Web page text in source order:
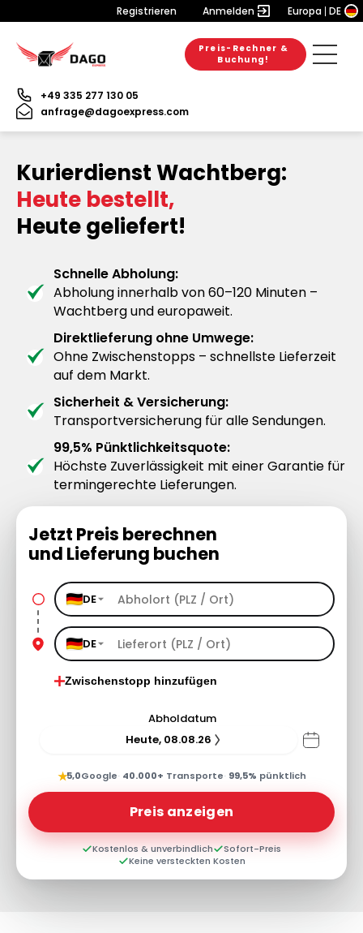
Registrieren Anmelden Europa DE
Preis-Rechner &
Buchung!
+49 335 277 130 05
anfrage@dagoexpress.com
Kurierdienst Wachtberg:
Heute bestellt,
Heute geliefert!
Schnelle Abholung:
Abholung innerhalb von 60–120 Minuten –
Wachtberg und europaweit.
Direktlieferung ohne Umwege:
Ohne Zwischenstopps – schnellste Lieferzeit
auf dem Markt.
Sicherheit & Versicherung:
Transportversicherung für alle Sendungen.
99,5% Pünktlichkeitsquote:
Höchste Zuverlässigkeit mit einer Garantie für
termingerechte Lieferungen.
Jetzt Preis berechnen
und Lieferung buchen
DE
DE
Zwischenstopp hinzufügen
Abholdatum
Heute, 08.08.26
★5,0Google· 40.000+ Transporte· 99,5% pünktlich
Preis anzeigen
Kostenlos & unverbindlich
Sofort-Preis
Keine versteckten Kosten